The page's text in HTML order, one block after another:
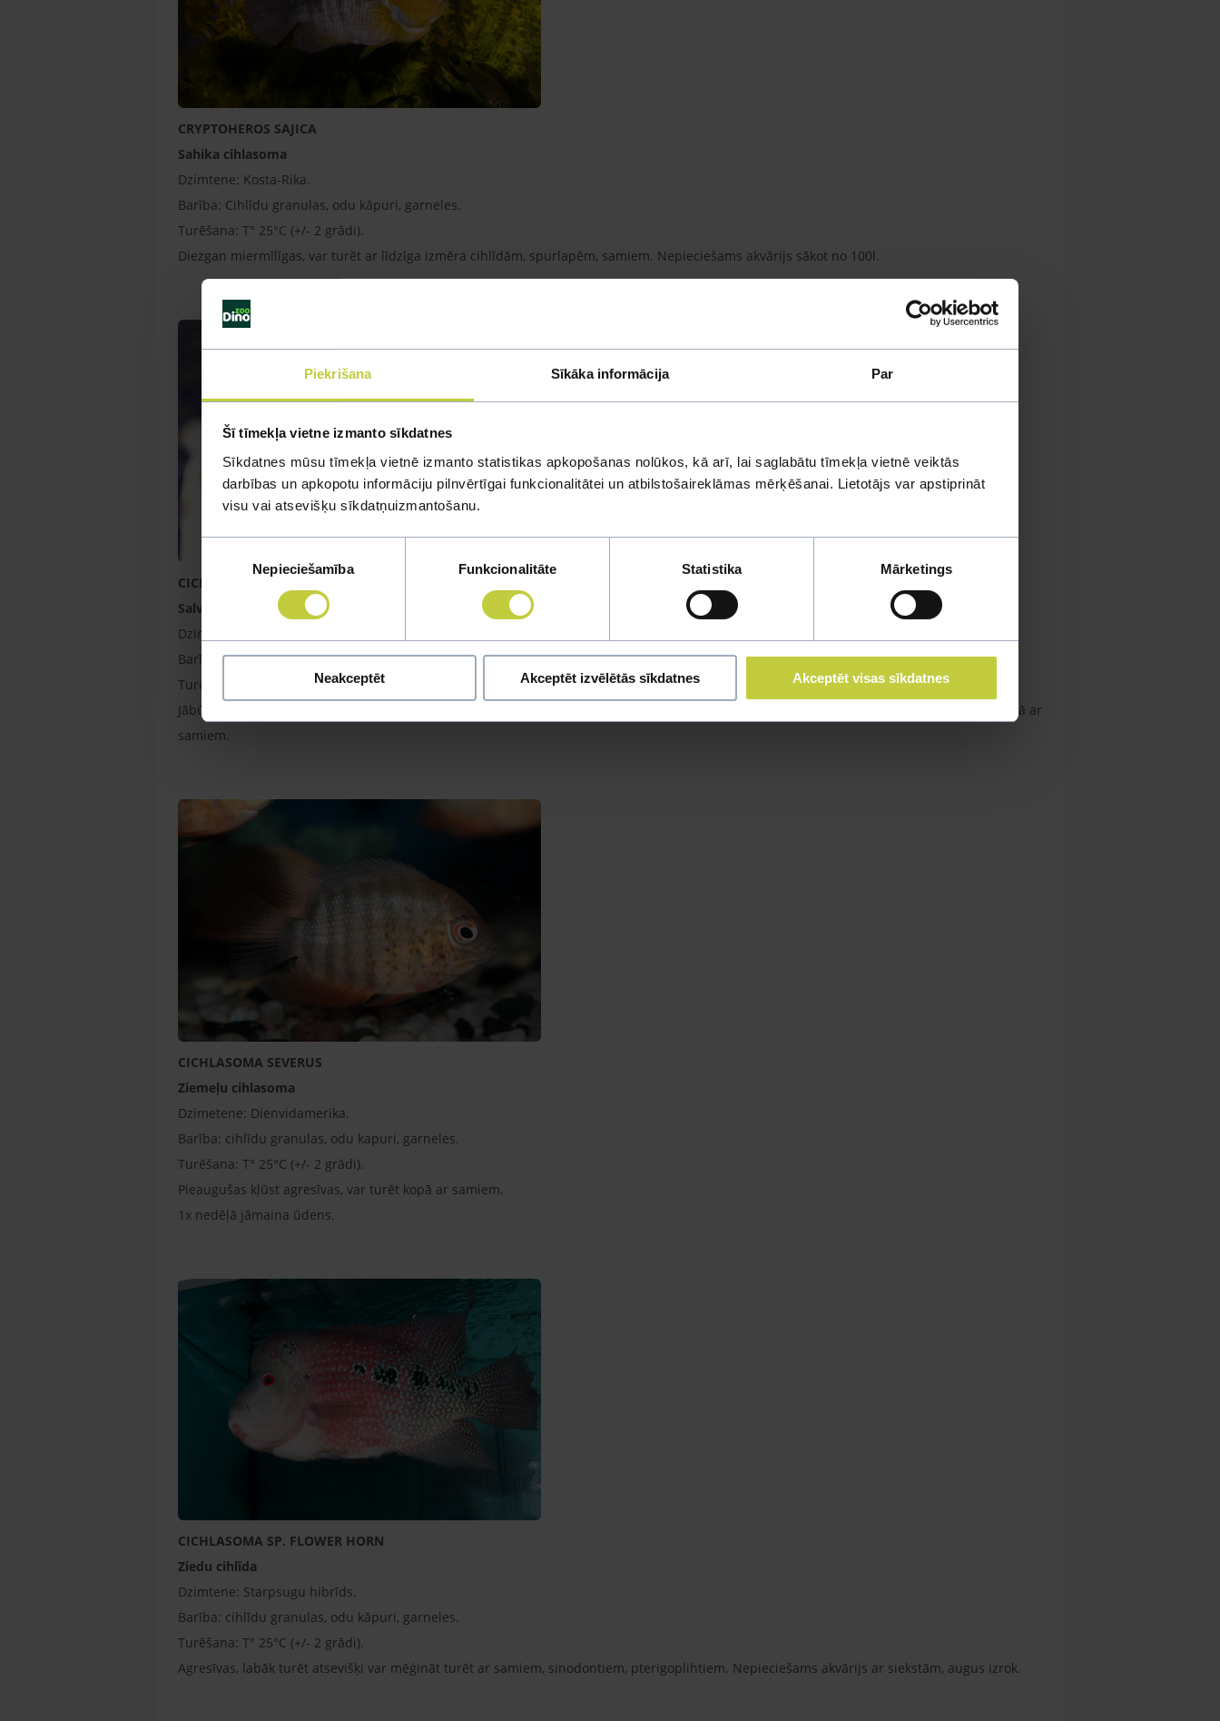
Piekrišana Sīkāka informācija Par
Šī tīmekļa vietne izmanto sīkdatnes
Sīkdatnes mūsu tīmekļa vietnē izmanto statistikas apkopošanas nolūkos, kā arī, lai saglabātu tīmekļa vietnē veiktās
darbības un apkopotu informāciju pilnvērtīgai funkcionalitātei un atbilstošaireklāmas mērķēšanai. Lietotājs var apstiprināt
visu vai atsevišķu sīkdatņuizmantošanu.
Nepieciešamība Funkcionalitāte Statistika Mārketings
Neakceptēt Akceptēt izvēlētās sīkdatnes Akceptēt visas sīkdatnes
CRYPTOHEROS SAJICA
Sahika cihlasoma
Dzimtene: Kosta-Rika.
Barība: Cihlīdu granulas, odu kāpuri, garneles.
Turēšana: T° 25°C (+/- 2 grādi).
Diezgan miermīlīgas, var turēt ar līdzīga izmēra cihlīdām, spurlapēm, samiem. Nepieciešams akvārijs sākot no 100l.
CICHLASOMA SALVINI
Salvini cihlīda
Dzimtene: Centrālamerika.
Barība: cihl. granulas, odu kāpuri.
Turēšana:T° 25°C (+/- 2 grādi).
Jābūt akvārijam ar slēptuvēm. Diezgan miermīlīgas, bet nārsta laikā kļūst agresīvas. Vienam pārim nepieciešam 250l akvārijs, var turēt kopā ar
samiem.
CICHLASOMA SEVERUS
Ziemeļu cihlasoma
Dzimetene: Dienvidamerika.
Barība: cihlīdu granulas, odu kapuri, garneles.
Turēšana: T° 25°C (+/- 2 grādi).
Pieaugušas kļūst agresīvas, var turēt kopā ar samiem.
1x nedēļā jāmaina ūdens.
CICHLASOMA SP. FLOWER HORN
Ziedu cihlīda
Dzimtene: Starpsugu hibrīds.
Barība: cihlīdu granulas, odu kāpuri, garneles.
Turēšana: T° 25°C (+/- 2 grādi).
Agresīvas, labāk turēt atsevišķi var mēģināt turēt ar samiem, sinodontiem, pterigoplihtiem. Nepieciešams akvārijs ar siekstām, augus izrok.